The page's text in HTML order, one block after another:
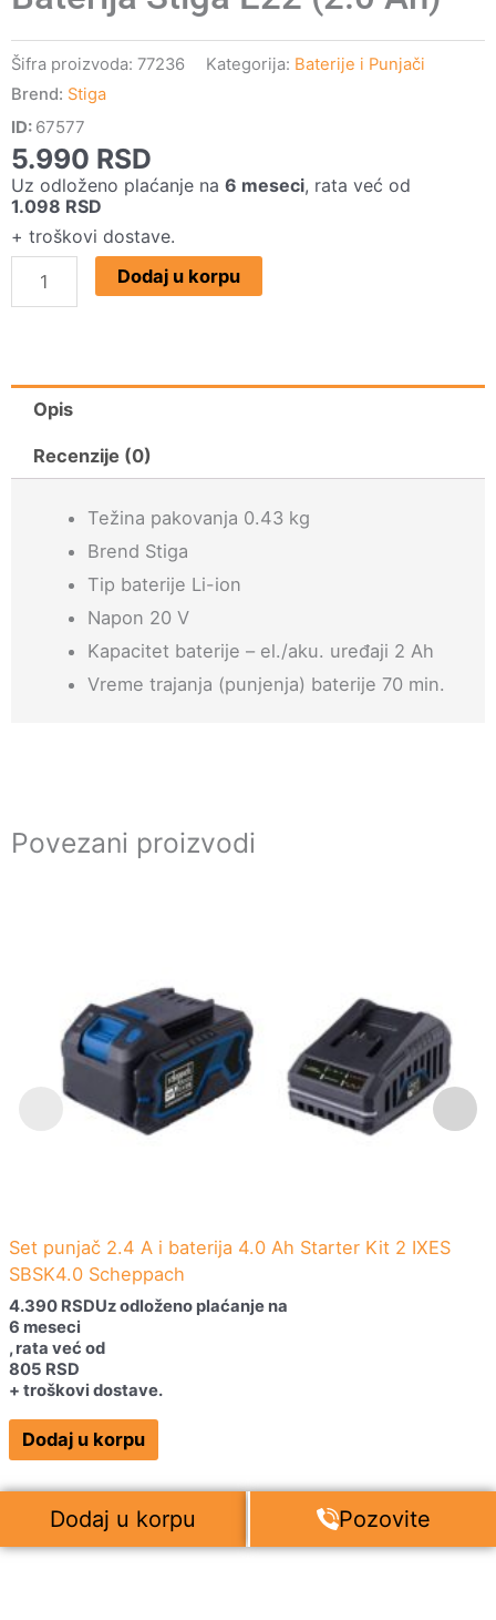
Šifra proizvoda: 77236 Kategorija: Baterije i Punjači
Brend: Stiga
ID: 67577
5.990 RSD
Uz odloženo plaćanje na 6 meseci, rata već od
1.098 RSD
+ troškovi dostave.
Baterija
Stiga
Ah)
Dodaj u korpu
Opis
Recenzije (0)
Težina pakovanja 0.43 kg
Brend Stiga
Tip baterije Li-ion
Napon 20 V
Kapacitet baterije – el./aku. uređaji 2 Ah
Vreme trajanja (punjenja) baterije 70 min.
Povezani proizvodi
Set punjač 2.4 A i baterija 4.0 Ah Starter Kit 2 IXES
SBSK4.0 Scheppach
4.390 RSDUz odloženo plaćanje na
6 meseci
, rata već od
805 RSD
+ troškovi dostave.
Dodaj u korpu
Dodaj u korpu Pozovite